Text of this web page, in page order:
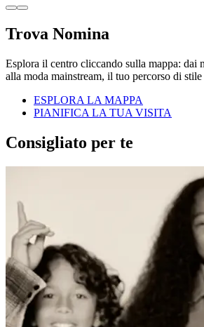
Trova Nomina
Esplora il centro cliccando sulla mappa: dai
alla moda mainstream, il tuo percorso di
ESPLORA LA MAPPA
PIANIFICA LA TUA VISITA
Consigliato per te